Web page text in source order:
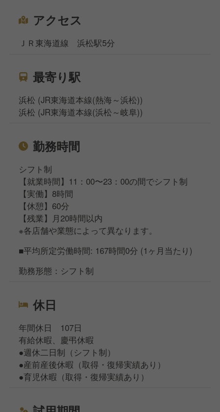
アクセス
ＪＲ東海道線 浜松駅5分
最寄り駅
浜松 (JR東海道本線(熱海～浜松))
浜松 (JR東海道本線(浜松～岐阜))
勤務時間
シフト制
【就業時間】11：00〜23：00の間でシフト制
【実働】8時間
【休憩】60分
【残業】月20時間以内
※各店舗や業態によって異なります。
■平均所定労働時間: 167時間0分 (1ヶ月当たり)
勤務形態：シフト制
休日
年間休日 107日
有給休暇、慶弔休暇
●週休二日制（シフト制）
●産前産後休暇（取得・復帰実績あり）
●育児休暇（取得・復帰実績あり）